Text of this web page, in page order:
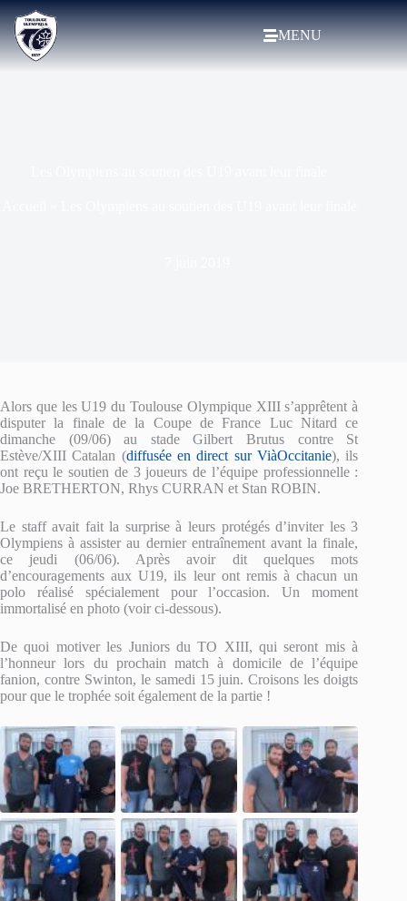
MENU
Alors que les U19 du Toulouse Olympique XIII s’apprêtent à
disputer la finale de la Coupe de France Luc Nitard ce
dimanche (09/06) au stade Gilbert Brutus contre St
Estève/XIII Catalan (diffusée en direct sur ViàOccitanie), ils
ont reçu le soutien de 3 joueurs de l’équipe professionnelle :
Joe BRETHERTON, Rhys CURRAN et Stan ROBIN.
Le staff avait fait la surprise à leurs protégés d’inviter les 3
Olympiens à assister au dernier entraînement avant la finale,
ce jeudi (06/06). Après avoir dit quelques mots
d’encouragements aux U19, ils leur ont remis à chacun un
polo réalisé spécialement pour l’occasion. Un moment
immortalisé en photo (voir ci-dessous).
De quoi motiver les Juniors du TO XIII, qui seront mis à
l’honneur lors du prochain match à domicile de l’équipe
fanion, contre Swinton, le samedi 15 juin. Croisons les doigts
pour que le trophée soit également de la partie !